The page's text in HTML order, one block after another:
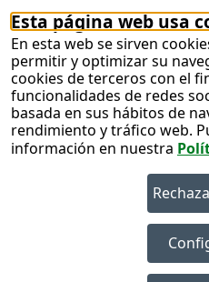
Esta página web usa
En esta web se sirven
permitir y optimizar su
cookies de terceros con el
funcionalidades de redes
basada en sus hábitos de
rendimiento y tráfico web.
información en nuestra